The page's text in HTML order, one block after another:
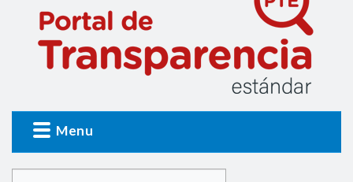
Menu